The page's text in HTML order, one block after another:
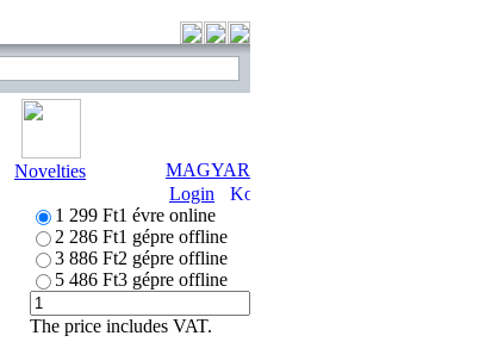
Novelties
MAGYAR
Login
1 299 Ft1 évre online
2 286 Ft1 gépre offline
3 886 Ft2 gépre offline
5 486 Ft3 gépre offline
The price includes VAT.